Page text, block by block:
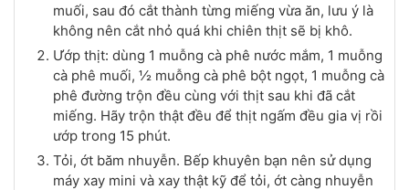
muối, sau đó cắt thành từng miếng vừa ăn, lưu ý là
không nên cắt nhỏ quá khi chiên thịt sẽ bị khô.
Ướp thịt: dùng 1 muỗng cà phê nước mắm, 1 muỗng
cà phê muối, ½ muỗng cà phê bột ngọt, 1 muỗng cà
phê đường trộn đều cùng với thịt sau khi đã cắt
miếng. Hãy trộn thật đều để thịt ngấm đều gia vị rồi
ướp trong 15 phút.
Tỏi, ớt băm nhuyễn. Bếp khuyên bạn nên sử dụng
máy xay mini và xay thật kỹ để tỏi, ớt càng nhuyễn